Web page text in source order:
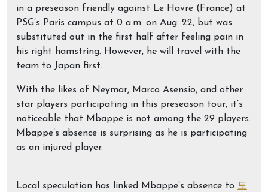
in a preseason friendly against Le Havre (France) at
PSG’s Paris campus at 0 a.m. on Aug. 22, but was
substituted out in the first half after feeling pain in
his right hamstring. However, he will travel with the
team to Japan first.
With the likes of Neymar, Marco Asensio, and other
star players participating in this preseason tour, it’s
noticeable that Mbappe is not among the 29 players.
Mbappe’s absence is surprising as he is participating
as an injured player.
Local speculation has linked Mbappe’s absence to 토